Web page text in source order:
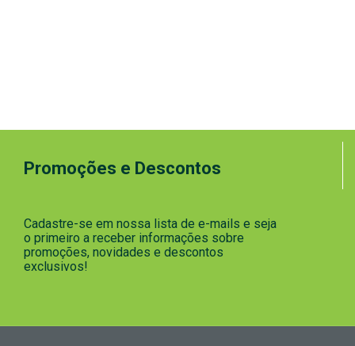
Promoções e Descontos
Cadastre-se em nossa lista de e-mails e seja
o primeiro a receber informações sobre
promoções, novidades e descontos
exclusivos!